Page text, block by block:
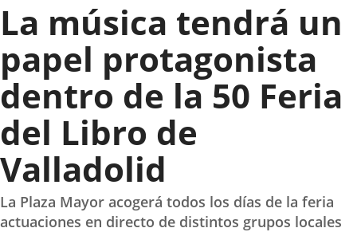
Valladolid
La música tendrá un
papel protagonista
dentro de la 50 Feria
del Libro de
Valladolid
La Plaza Mayor acogerá todos los días de la feria
actuaciones en directo de distintos grupos locales